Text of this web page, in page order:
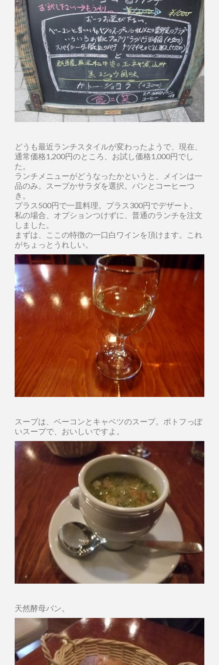
どうも最近ランチスタイルが変わったようで、現在、
通常価格1,200円のところ、お試し価格1,000円でし
た。
ランチメニューがどうなったかというと、メインは一
品のみ。スープかサラダを選択。パンとコーヒーつ
き。
プラス500円で一皿料理。プラス300円でデザート。
私の場合、オプションつけずに、普通のランチを注文
しました。
まずは、ここの特徴の一口白ワインを頂けます。これ
がちょっとうれしい。
スープは、ベーコンとキャベツのスープ。ポトフっぽ
いスープで、おいしいですよ。
天然酵母パン。